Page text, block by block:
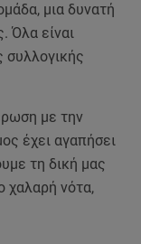
μια δυνατή
Όλα είναι
συλλογικής
με την
έχει αγαπήσει
τη δική μας
χαλαρή νότα,